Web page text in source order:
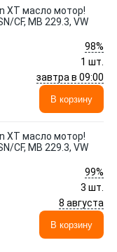
XT масло мотор!
CF, MB 229.3, VW
98%
1 шт.
завтра в 09:00
В корзину
XT масло мотор!
CF, MB 229.3, VW
99%
3 шт.
8 августа
В корзину